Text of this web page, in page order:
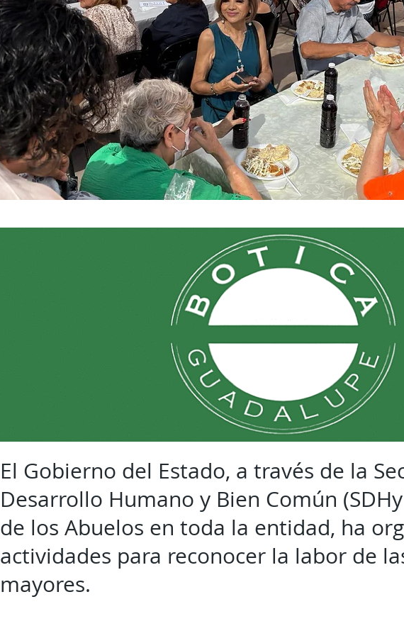
El Gobierno del Estado, a través de la
Desarrollo Humano y Bien Común
de los Abuelos en toda la entidad, ha
actividades para reconocer la labor de
mayores.